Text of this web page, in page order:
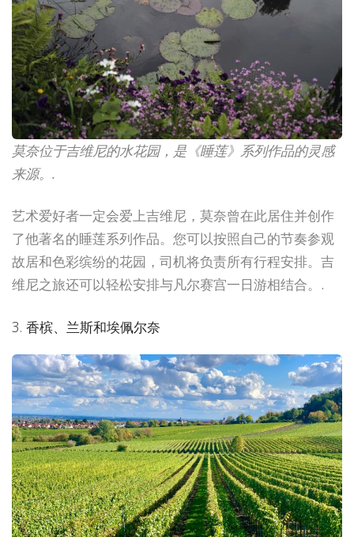
莫奈位于吉维尼的水花园，是《睡莲》系列作品的灵感
来源。.
艺术爱好者一定会爱上吉维尼，莫奈曾在此居住并创作
了他著名的睡莲系列作品。您可以按照自己的节奏参观
故居和色彩缤纷的花园，司机将负责所有行程安排。吉
维尼之旅还可以轻松安排与凡尔赛宫一日游相结合。.
3. 香槟、兰斯和埃佩尔奈